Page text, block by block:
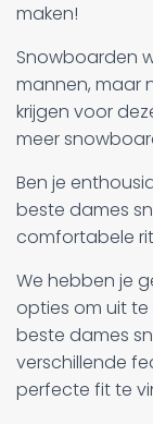
maken!
Snowboarden
mannen, maar
krijgen voor
meer
Ben je
beste dames
comfortabele
We hebben je
opties om uit te
beste dames
verschillende
perfecte fit te